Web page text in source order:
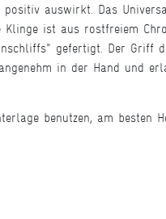
auswirkt. Das
ist aus rostfreiem
gefertigt. Der Griff
in der Hand und
benutzen, am besten